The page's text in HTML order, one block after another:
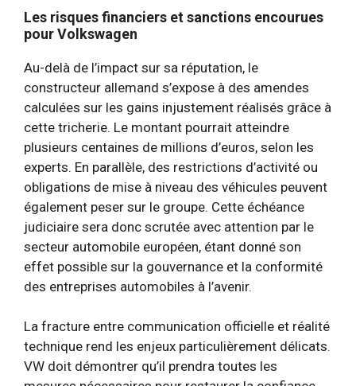
Les risques financiers et sanctions encourues
pour Volkswagen
Au-delà de l’impact sur sa réputation, le
constructeur allemand s’expose à des amendes
calculées sur les gains injustement réalisés grâce à
cette tricherie. Le montant pourrait atteindre
plusieurs centaines de millions d’euros, selon les
experts. En parallèle, des restrictions d’activité ou
obligations de mise à niveau des véhicules peuvent
également peser sur le groupe. Cette échéance
judiciaire sera donc scrutée avec attention par le
secteur automobile européen, étant donné son
effet possible sur la gouvernance et la conformité
des entreprises automobiles à l’avenir.
La fracture entre communication officielle et réalité
technique rend les enjeux particulièrement délicats.
VW doit démontrer qu’il prendra toutes les